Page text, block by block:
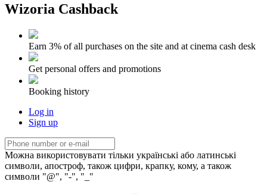
Wizoria Cashback
Earn 3% of all purchases on the site and at cinema cash desk
Get personal offers and promotions
Booking history
Log in
Sign up
Можна використовувати тільки українські або латинські
символи, апостроф, також цифри, крапку, кому, а також
символи "@", "-", "_"